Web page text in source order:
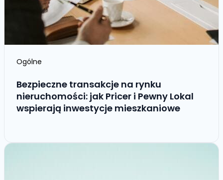
Ogólne
Bezpieczne transakcje na rynku
nieruchomości: jak Pricer i Pewny Lokal
wspierają inwestycje mieszkaniowe